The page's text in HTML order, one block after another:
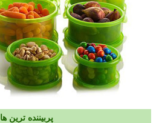
پربیننده ترین ها